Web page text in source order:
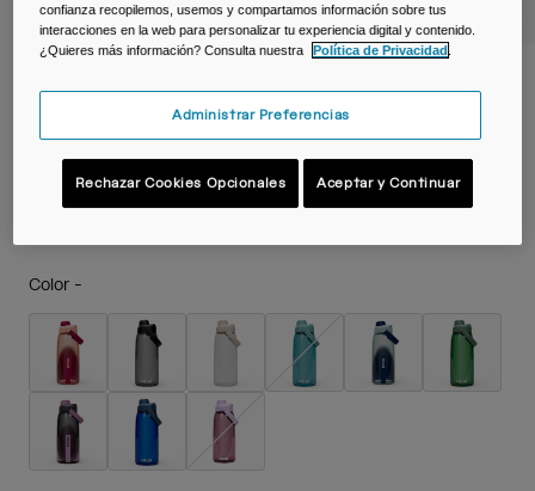
Ver todo
Botella Thrive™ Chug 1 L – Tritan™ Renew
N.º de artículo38665
23,99 €
Color -
confianza recopilemos, usemos y compartamos información sobre tus
interacciones en la web para personalizar tu experiencia digital y contenido.
¿Quieres más información? Consulta nuestra
Política de Privacidad
Administrar Preferencias
Rechazar Cookies Opcionales Aceptar y Continuar